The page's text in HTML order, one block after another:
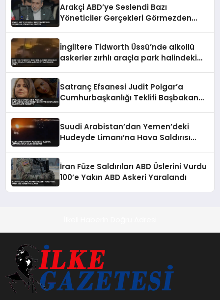
Arakçi ABD’ye Seslendi Bazı
Yöneticiler Gerçekleri Görmezden
İngiltere Tidworth Üssü’nde alkollü
askerler zırhlı araçla park halindeki
Satranç Efsanesi Judit Polgar’a
Cumhurbaşkanlığı Teklifi Başbakan
Suudi Arabistan’dan Yemen’deki
Hudeyde Limanı’na Hava Saldırısı
İran Füze Saldırıları ABD Üslerini Vurdu
100’e Yakın ABD Askeri Yaralandı